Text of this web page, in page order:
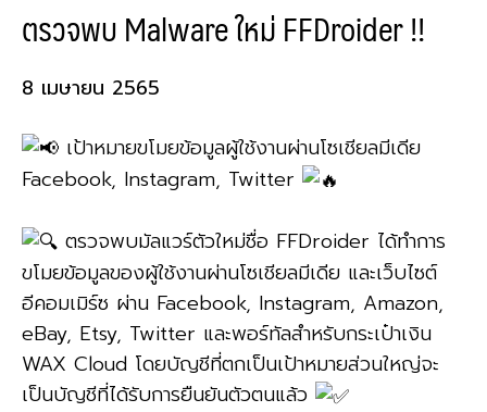
ตรวจพบ Malware ใหม่ FFDroider !!
8 เมษายน 2565
เป้าหมายขโมยข้อมูลผู้ใช้งานผ่านโซเชียลมีเดีย
Facebook, Instagram, Twitter
ตรวจพบมัลแวร์ตัวใหม่ชื่อ FFDroider ได้ทำการ
ขโมยข้อมูลของผู้ใช้งานผ่านโซเชียลมีเดีย และเว็บไซต์
อีคอมเมิร์ซ ผ่าน Facebook, Instagram, Amazon,
eBay, Etsy, Twitter และพอร์ทัลสำหรับกระเป๋าเงิน
WAX Cloud โดยบัญชีที่ตกเป็นเป้าหมายส่วนใหญ่จะ
เป็นบัญชีที่ได้รับการยืนยันตัวตนแล้ว